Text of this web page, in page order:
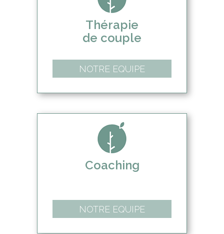
Thérapie
de couple
NOTRE EQUIPE
Coaching
NOTRE EQUIPE